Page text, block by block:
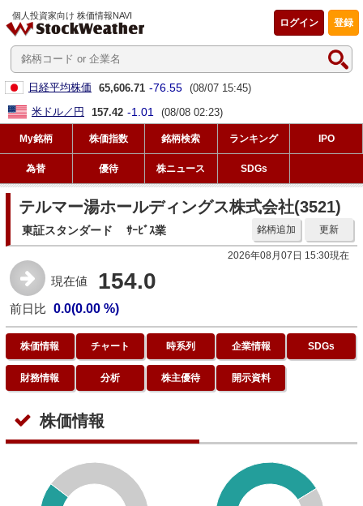
個人投資家向け 株価情報NAVI
登録
ログイン
日経平均株価 65,606.71 -76.55 (08/07 15:45)
米ドル／円
157.42 -1.01 (08/08 02:23)
My銘柄 株価指数 銘柄検索 ランキング IPO
為替 優待 株ニュース SDGs
テルマー湯ホールディングス株式会社(3521)
東証スタンダード ｻｰﾋﾞｽ業 更新
銘柄追加
2026年08月07日 15:30現在
現在値 154.0
前日比 0.0(0.00 %)
株価情報 チャート 時系列 企業情報 SDGs
財務情報 分析 株主優待 開示資料
株価情報